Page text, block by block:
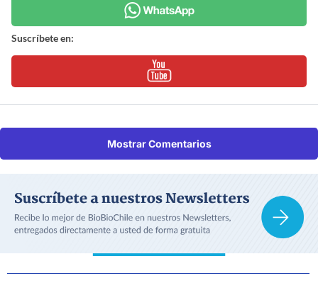
Suscríbete en:
Mostrar Comentarios